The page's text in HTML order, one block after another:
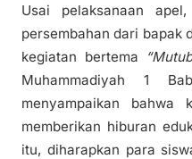
Usai pelaksanaan
persembahan dari bapak
kegiatan bertema
Muhammadiyah 1
menyampaikan bahwa
memberikan hiburan
itu, diharapkan para